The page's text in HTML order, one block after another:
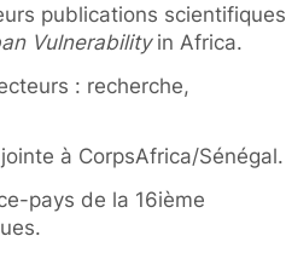
publications scientifiques
Vulnerabilityin Africa.
: recherche,
à CorpsAfrica/Sénégal.
pays de la 16ième